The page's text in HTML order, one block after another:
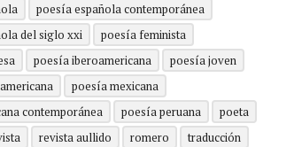
poesía española contemporánea
del siglo xxi
poesía feminista
poesía iberoamericana
poesía joven
poesía mexicana
contemporánea
poesía peruana
poeta
revista aullido romero traducción